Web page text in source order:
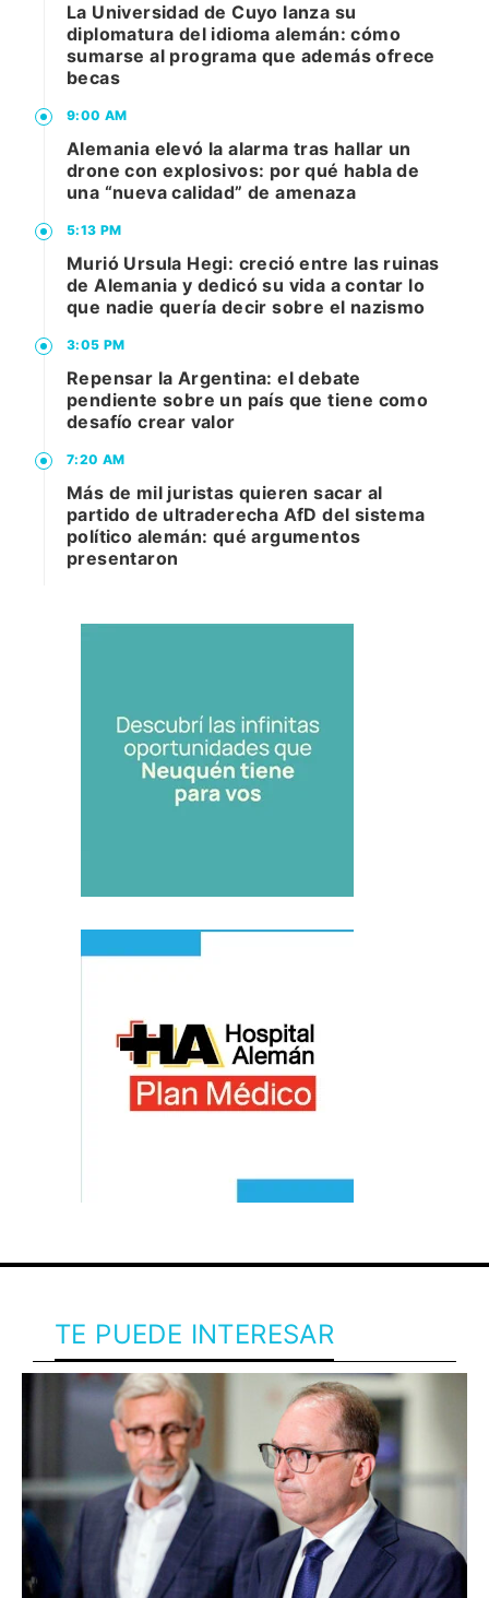
La Universidad de Cuyo lanza su
diplomatura del idioma alemán: cómo
sumarse al programa que además ofrece
becas
9:00 AM
Alemania elevó la alarma tras hallar un
drone con explosivos: por qué habla de
una “nueva calidad” de amenaza
5:13 PM
Murió Ursula Hegi: creció entre las ruinas
de Alemania y dedicó su vida a contar lo
que nadie quería decir sobre el nazismo
3:05 PM
Repensar la Argentina: el debate
pendiente sobre un país que tiene como
desafío crear valor
7:20 AM
Más de mil juristas quieren sacar al
partido de ultraderecha AfD del sistema
político alemán: qué argumentos
presentaron
TE PUEDE INTERESAR